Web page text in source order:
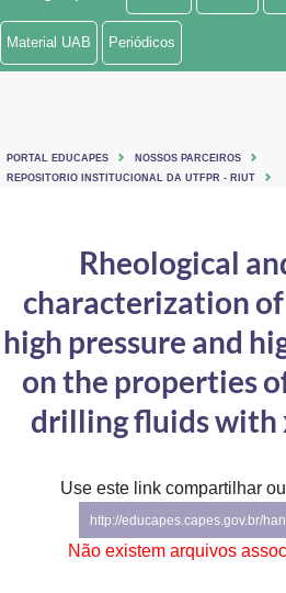
Ministério de Minas e Energia
Ministério do Turismo
Controladoria-Geral da União
Secretaria-Geral
Secretaria de Governo
Advocacia-Geral da União
Banco Central do Brasil
Material UAB Periódicos
PORTAL EDUCAPES
NOSSOS PARCEIROS
REPOSITORIO INSTITUCIONAL DA UTFPR - RIUT
Rheological
characterization
high pressure and
on the properties
drilling fluids with
Use este link compartilhar
http://educapes.capes.gov.br/
Não existem arquivos